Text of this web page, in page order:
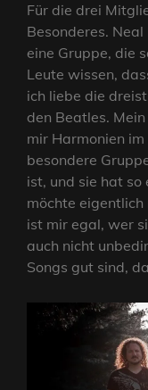
Für die drei
Besonderes.
eine Gruppe, die
Leute wissen,
ich liebe die
den Beatles.
mir Harmonien
besondere
ist, und sie hat so
möchte eigentlich
ist mir egal, wer
auch nicht
Songs gut sind,